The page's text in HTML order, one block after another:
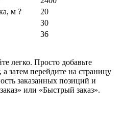
м ?
20
30
36
легко. Просто добавьте
затем перейдите на страницу
заказанных позиций и
или «Быстрый заказ».